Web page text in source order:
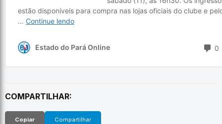
COMPARTILHAR:
Copiar Compartilhar